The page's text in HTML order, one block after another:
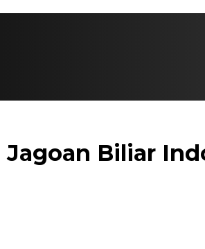
Jagoan Biliar